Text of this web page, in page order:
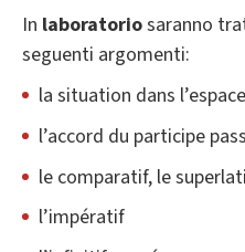
In laboratoriosaranno
seguenti argomenti:
la situation dans
l’accord du participe
le comparatif, le
l’impératif